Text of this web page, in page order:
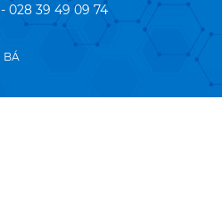
- 028 39 49 09 74
BÁ